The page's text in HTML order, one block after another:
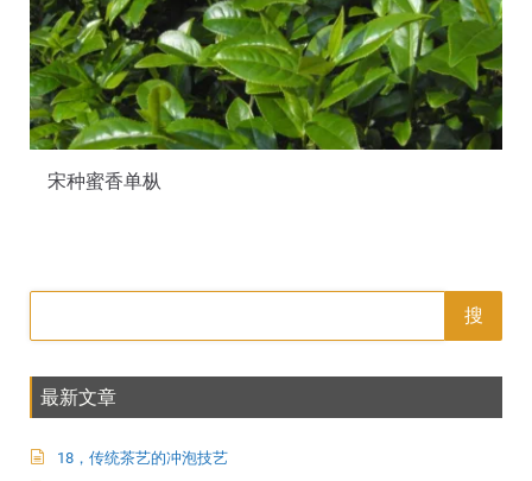
宋种蜜香单枞
搜
最新文章
18，传统茶艺的冲泡技艺